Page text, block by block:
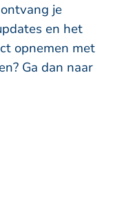
je
en het
opnemen met
Ga dan naar